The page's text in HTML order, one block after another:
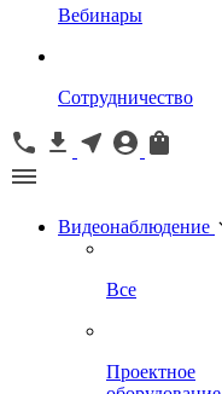
Вебинары
Сотрудничество
Видеонаблюдение
Все
Проектное